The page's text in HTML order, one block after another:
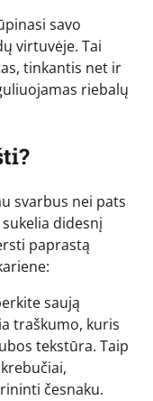
savo
virtuvėje. Tai
tinkantis net ir
riebalų
svarbus nei pats
didesnį
paprastą
saują
traškumo, kuris
tekstūra. Taip
česnaku.